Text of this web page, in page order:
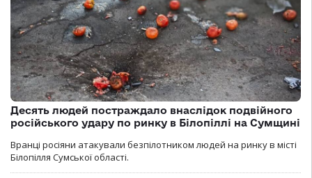
Десять людей постраждало внаслідок подвійного
російського удару по ринку в Білопіллі на Сумщині
Вранці росіяни атакували безпілотником людей на ринку в місті
Білопілля Сумської області.